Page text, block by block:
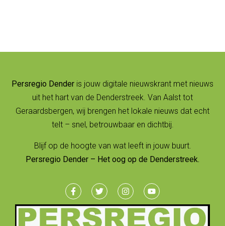
Persregio Dender is jouw digitale nieuwskrant met nieuws
uit het hart van de Denderstreek. Van Aalst tot
Geraardsbergen, wij brengen het lokale nieuws dat echt
telt – snel, betrouwbaar en dichtbij.
Blijf op de hoogte van wat leeft in jouw buurt.
Persregio Dender – Het oog op de Denderstreek.